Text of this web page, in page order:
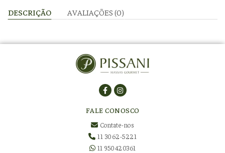
DESCRIÇÃO
AVALIAÇÕES (0)
FALE CONOSCO
Contate-nos
11 3062-5221
11 950420361